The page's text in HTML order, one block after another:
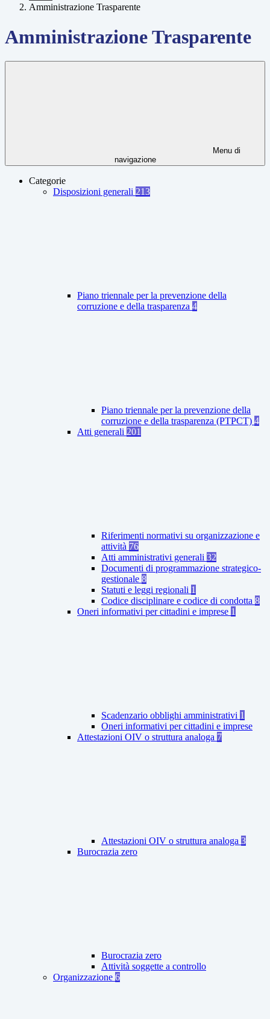
Amministrazione Trasparente
Amministrazione Trasparente
Menu di
navigazione
Categorie
Disposizioni generali 213
Piano triennale per la prevenzione della
corruzione e della trasparenza 4
Piano triennale per la prevenzione della
corruzione e della trasparenza (PTPCT) 4
Atti generali 201
Riferimenti normativi su organizzazione e
attività 76
Atti amministrativi generali 32
Documenti di programmazione strategico-
gestionale 8
Statuti e leggi regionali 1
Codice disciplinare e codice di condotta 8
Oneri informativi per cittadini e imprese 1
Scadenzario obblighi amministrativi 1
Oneri informativi per cittadini e imprese
Attestazioni OIV o struttura analoga 7
Attestazioni OIV o struttura analoga 3
Burocrazia zero
Burocrazia zero
Attività soggette a controllo
Organizzazione 6